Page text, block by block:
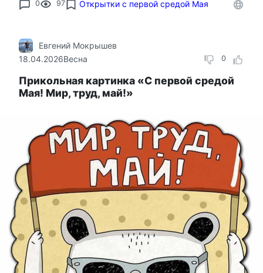
0 97 Открытки с первой средой Мая
0
Евгений Мокрышев
18.04.2026Весна
Прикольная картинка «С первой средой
Мая! Мир, труд, май!»